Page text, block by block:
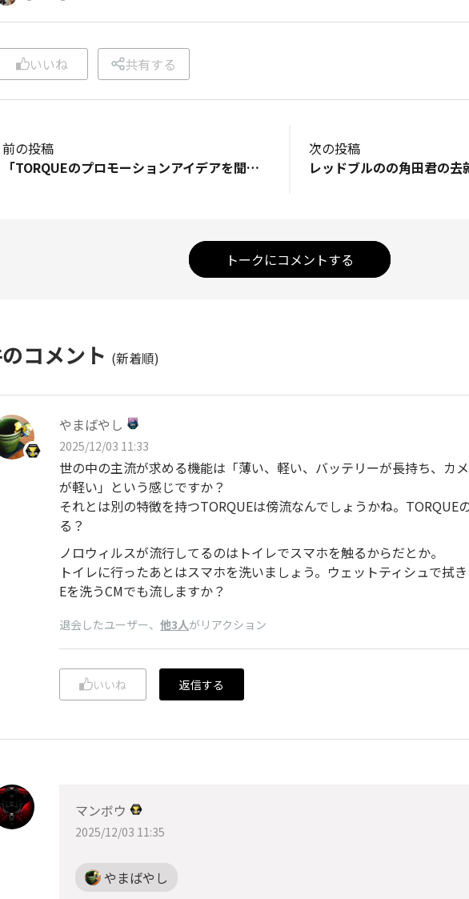
いいね 共有する
前の投稿
「TORQUEのプロモーションアイデアを聞かせて💡」 あくまでも私見ですが各自衛隊は腕時計⌚️を常備して腕に装着しています。 そしてその腕時計はほぼCASIOのG-SHOCKです❗️ それは絶対的に壊れないし、いついかなる時でも正確な時間が確認出来る信頼を確立したからだと思います。 特に陸上自衛隊はハードな大地がフィールドなので自ずとその様になったと思います。 TORQUEもG-SHOCKと負けると劣らず知名度は上がって来てますがあと一歩が足りないと思う次第です… 先ずは価格でこれは妥当です。 次に一番売りの強固さは…5Gはそれなりに良かったですがG06はコストダウンまたは設計を小型軽量に振ったと思われるので貧弱に見えてしまいます。 そこで時期モデルを陸上自衛隊とコラボして如何にTORQUEが強固で在るかをアピールしては如何でしょう〜🫡 出演経費はタダですしね～✌️🫡
次の投稿
トークにコメントする
コメント (新着順)
やまばやし
2025/12/03 11:33
世の中の主流が求める機能は「薄い、軽い、バッテリーが長持ち、カ
が軽い」という感じですか？
それとは別の特徴を持つTORQUEは傍流なんでしょうかね。TORQUE
る？
ノロウィルスが流行してるのはトイレでスマホを触るからだとか。
トイレに行ったあとはスマホを洗いましょう。ウェットティシュで拭
Eを洗うCMでも流しますか？
退会したユーザー、 他3人がリアクション
いいね 返信する
マンボウ
2025/12/03 11:35
やまばやし